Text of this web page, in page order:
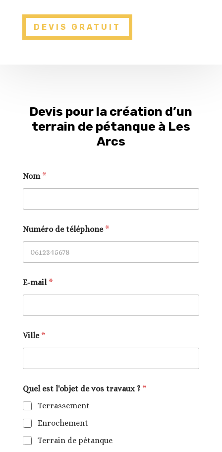
DEVIS GRATUIT
Devis pour la création d’un
terrain de pétanque à Les
Arcs
Nom *
Numéro de téléphone *
E-mail *
Ville *
Quel est l'objet de vos travaux ? *
Terrassement
Enrochement
Terrain de pétanque